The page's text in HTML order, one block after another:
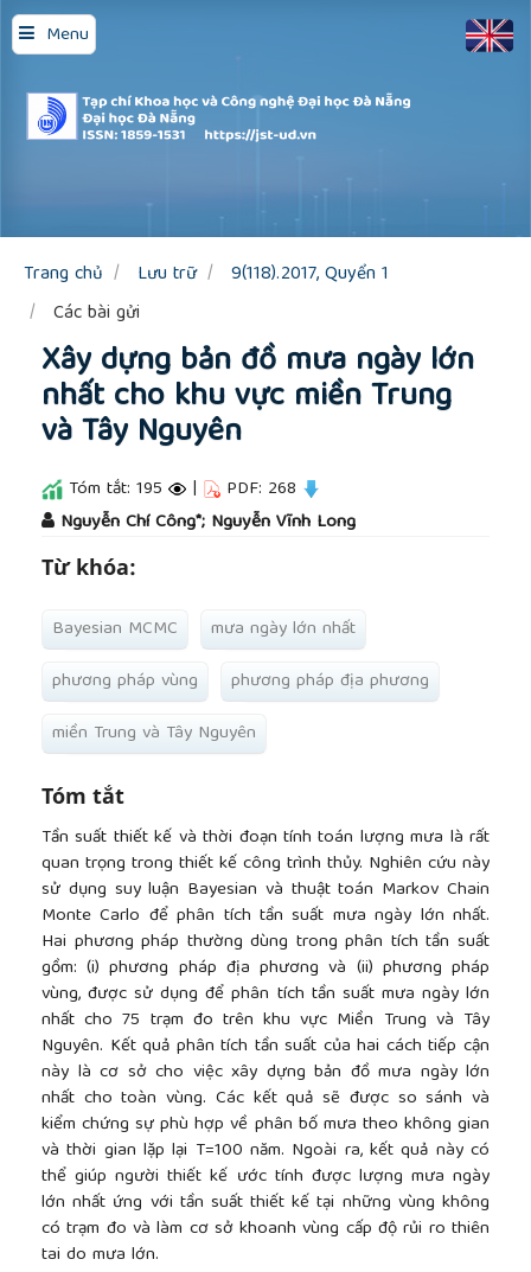
Menu
Quick
jump
to
page
content
Main
Sidebar
Trang chủ Lưu trữ
9(118).2017, Quyển 1
Các bài gửi
Xây dựng bản đồ mưa ngày lớn
nhất cho khu vực miền Trung
và Tây Nguyên
Tóm tắt: 195 | PDF: 268
Nguyễn Chí Công*; Nguyễn Vĩnh Long
Từ khóa:
Bayesian MCMC
mưa ngày lớn nhất
phương pháp vùng
phương pháp địa phương
miền Trung và Tây Nguyên
Tóm tắt
Tần suất thiết kế và thời đoạn tính toán lượng mưa là rất
quan trọng trong thiết kế công trình thủy. Nghiên cứu này
sử dụng suy luận Bayesian và thuật toán Markov Chain
Monte Carlo để phân tích tần suất mưa ngày lớn nhất.
Hai phương pháp thường dùng trong phân tích tần suất
gồm: (i) phương pháp địa phương và (ii) phương pháp
vùng, được sử dụng để phân tích tần suất mưa ngày lớn
nhất cho 75 trạm đo trên khu vực Miền Trung và Tây
Nguyên. Kết quả phân tích tần suất của hai cách tiếp cận
này là cơ sở cho việc xây dựng bản đồ mưa ngày lớn
nhất cho toàn vùng. Các kết quả sẽ được so sánh và
kiểm chứng sự phù hợp về phân bố mưa theo không gian
và thời gian lặp lại T=100 năm. Ngoài ra, kết quả này có
thể giúp người thiết kế ước tính được lượng mưa ngày
lớn nhất ứng với tần suất thiết kế tại những vùng không
có trạm đo và làm cơ sở khoanh vùng cấp độ rủi ro thiên
tai do mưa lớn.